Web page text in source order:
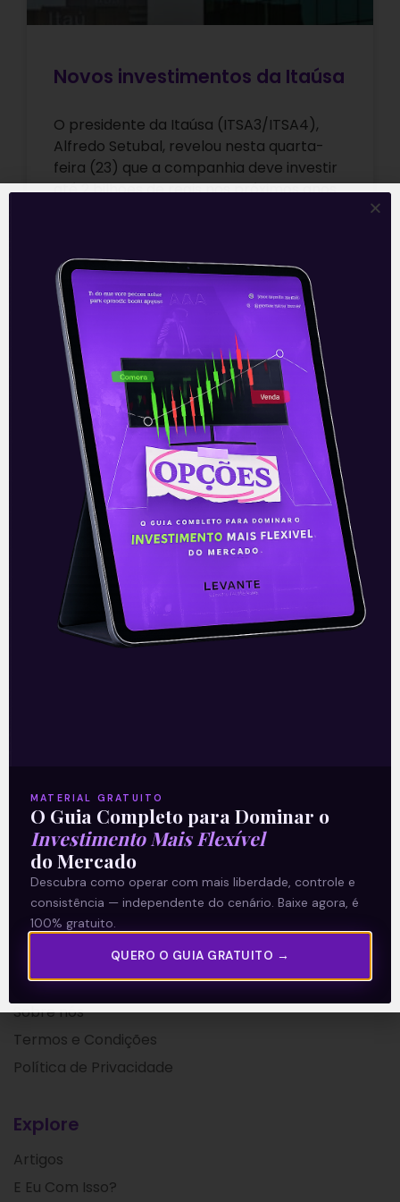
Novos investimentos da Itaúsa
O presidente da Itaúsa (ITSA3/ITSA4),
Alfredo Setubal, revelou nesta quarta-
feira (23) que a companhia deve investir
até 2 bilhões de reais nos próximos anos
Leia mais
24/09/2020
E EU COM ISSO
Resultado da Itaúsa
A Itaúsa (ITSA3/ITSA4) divulgou nesta
11/08/2020
A Levante
Sobre nós
Termos e Condições
Política de Privacidade
Explore
Artigos
E Eu Com Isso?
MATERIAL GRATUITO
O Guia Completo para Dominar o
Investimento Mais Flexível
do Mercado
Descubra como operar com mais liberdade, controle e
consistência — independente do cenário. Baixe agora, é
100% gratuito.
QUERO O GUIA GRATUITO →